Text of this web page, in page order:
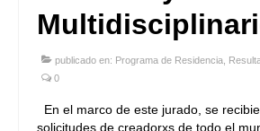
publicado en: Programa de Residencia
0
En el marco de este jurado, se
solicitudes de creadorxs de todo el